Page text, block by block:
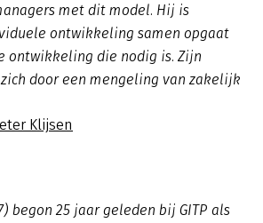
met dit model. Hij is
ontwikkeling samen opgaat
ontwikkeling die nodig is. Zijn
door een mengeling van zakelijk
Klijsen
begon 25 jaar geleden bij GITP als